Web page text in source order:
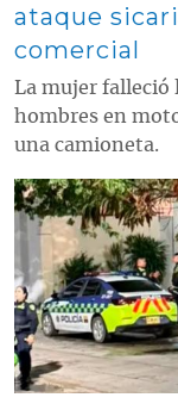
ataque
comercial
La mujer falleció
hombres en
una camioneta.
Contenido